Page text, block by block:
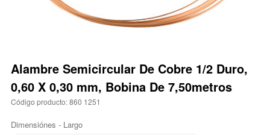
Alambre Semicircular De Cobre 1/2 Duro,
0,60 X 0,30 mm, Bobina De 7,50metros
Código producto: 860 1251
Dimensiónes - Largo